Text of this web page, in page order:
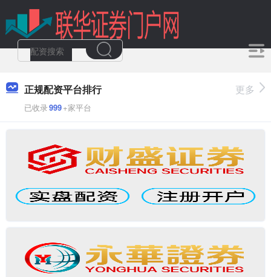
正规配资平台排行
已收录999+家平台
更多